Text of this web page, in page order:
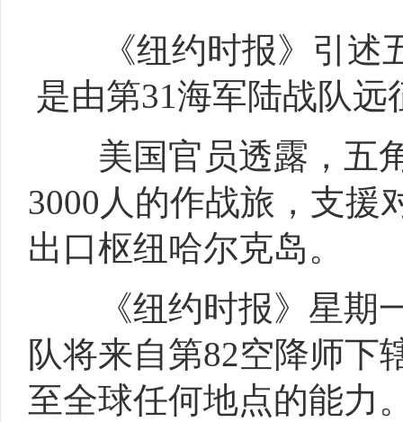
《纽约时报》引述五
是由第31海军陆战队
美国官员透露，五角
3000人的作战旅，支援
出口枢纽哈尔克岛。
《纽约时报》星期一
队将来自第82空降师下
至全球任何地点的能力